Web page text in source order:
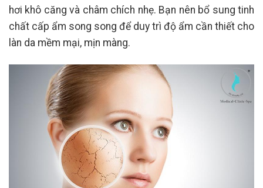
hơi khô căng và châm chích nhẹ. Bạn nên bổ sung tinh
chất cấp ẩm song song để duy trì độ ẩm cần thiết cho
làn da mềm mại, mịn màng.